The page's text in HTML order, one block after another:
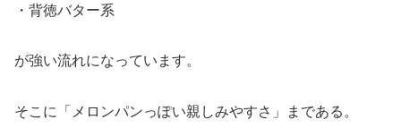
・背徳バター系
が強い流れになっています。
そこに「メロンパンっぽい親しみやすさ」まである。